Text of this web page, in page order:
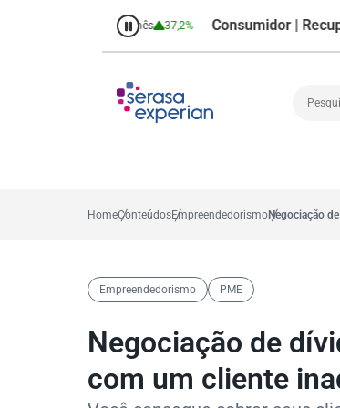
37,2% Consumidor |
HomeConteúdosEmpreendedorismoNegociação
Empreendedorismo PME
Negociação de
com um cliente